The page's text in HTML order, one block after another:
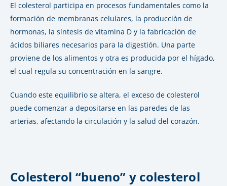
El colesterol participa en procesos fundamentales como la
formación de membranas celulares, la producción de
hormonas, la síntesis de vitamina D y la fabricación de
ácidos biliares necesarios para la digestión. Una parte
proviene de los alimentos y otra es producida por el hígado,
el cual regula su concentración en la sangre.
Cuando este equilibrio se altera, el exceso de colesterol
puede comenzar a depositarse en las paredes de las
arterias, afectando la circulación y la salud del corazón.
Colesterol “bueno” y colesterol